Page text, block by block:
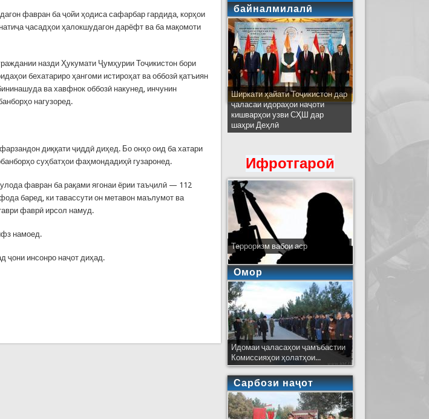
фавран ба ҷойи ҳодиса сафарбар гардида, корҳои
ҷасадҳои ҳалокшудагон дарёфт ва ба мақомоти
назди Ҳукумати Ҷумҳурии Тоҷикистон бори
бехатариро ҳангоми истироҳат ва оббозӣ қатъиян
ва хавфнок оббозӣ накунед, инчунин
нагузоред.
диққати ҷиддӣ диҳед. Бо онҳо оид ба хатари
суҳбатҳои фаҳмондадиҳӣ гузаронед.
фавран ба рақами ягонаи ёрии таъҷилӣ — 112
баред, ки тавассути он метавон маълумот ва
фаврӣ ирсол намуд.
намоед.
ҷони инсонро наҷот диҳад.
байналмилалӣ
Ширкати ҳайати Тоҷикистон дар
ҷаласаи идораҳои наҷоти
кишварҳои узви СҲШ дар
шаҳри Деҳлӣ
Ифротгароӣ
Терроризм вабои аср
Омор
Идомаи ҷаласаҳои ҷамъбастии
Комиссияҳои ҳолатҳои...
Сарбози наҷот